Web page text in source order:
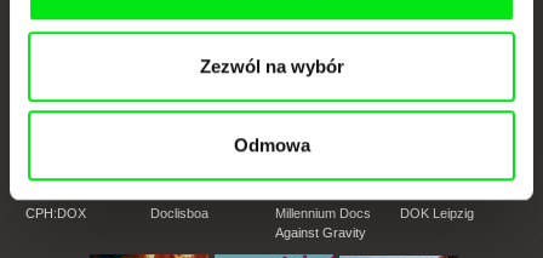
Zezwól na wybór
Odmowa
CPH:DOX Doclisboa
Millennium Docs
Against Gravity
DOK Leipzig